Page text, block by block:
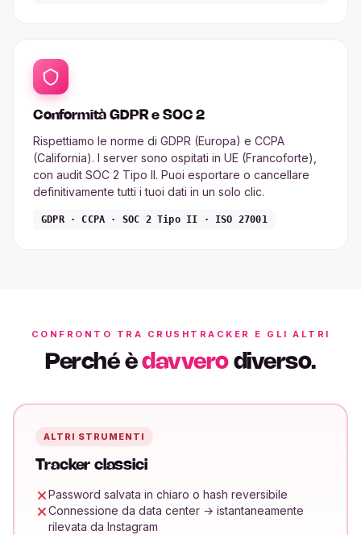
Conformità GDPR e SOC 2
Rispettiamo le norme di GDPR (Europa) e CCPA
(California). I server sono ospitati in UE (Francoforte),
con audit SOC 2 Tipo II. Puoi esportare o cancellare
definitivamente tutti i tuoi dati in un solo clic.
GDPR · CCPA · SOC 2 Tipo II · ISO 27001
CONFRONTO TRA CRUSHTRACKER E GLI ALTRI
Perché èdavverodiverso.
ALTRI STRUMENTI
Tracker classici
Password salvata in chiaro o hash reversibile
Connessione da data center → istantaneamente
rilevata da Instagram